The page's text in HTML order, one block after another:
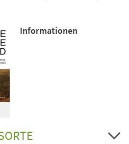
Informationen